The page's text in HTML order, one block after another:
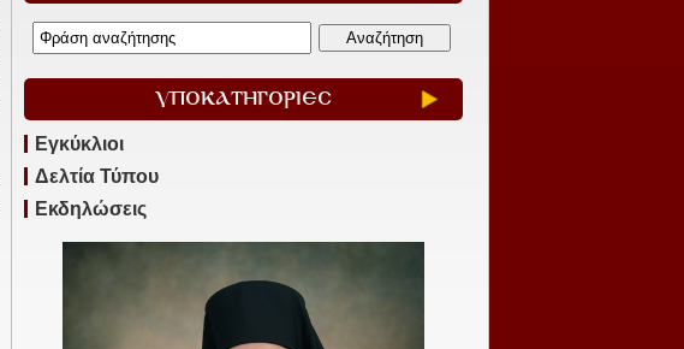
ΥΠΟΚΑΤΗΓΟΡΙΕΣ
Εγκύκλιοι
Δελτία Τύπου
Εκδηλώσεις